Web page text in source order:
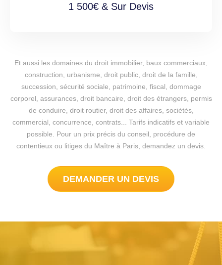
1 500€ & Sur Devis
Et aussi les domaines du droit immobilier, baux commerciaux,
construction, urbanisme, droit public, droit de la famille,
succession, sécurité sociale, patrimoine, fiscal, dommage
corporel, assurances, droit bancaire, droit des étrangers, permis
de conduire, droit routier, droit des affaires, sociétés,
commercial, concurrence, contrats... Tarifs indicatifs et variable
possible. Pour un prix précis du conseil, procédure de
contentieux ou litiges du Maître à Paris, demandez un devis.
DEMANDER UN DEVIS